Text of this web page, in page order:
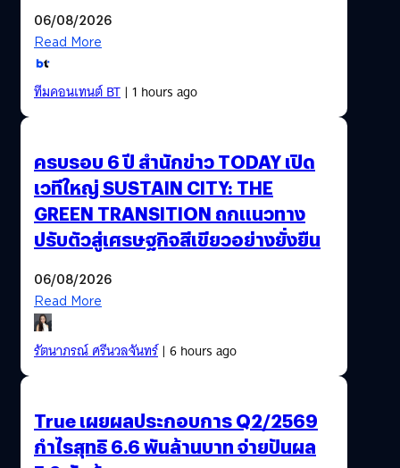
06/08/2026
Read More
ทีมคอนเทนต์ BT| 1 hours ago
ครบรอบ 6 ปี สำนักข่าว TODAY เปิด
เวทีใหญ่ SUSTAIN CITY: THE
GREEN TRANSITION ถกแนวทาง
ปรับตัวสู่เศรษฐกิจสีเขียวอย่างยั่งยืน
06/08/2026
Read More
รัตนาภรณ์ ศรีนวลจันทร์| 6 hours ago
True เผยผลประกอบการ Q2/2569
กำไรสุทธิ 6.6 พันล้านบาท จ่ายปันผล